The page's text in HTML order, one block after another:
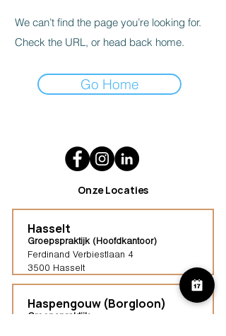
We can’t find the page you’re looking for.
Check the URL, or head back home.
Go Home
Onze Locaties
Hasselt
Groepspraktijk (Hoofdkantoor)
Ferdinand Verbiestlaan 4
3500 Hasselt
Haspengouw (Borgloon)